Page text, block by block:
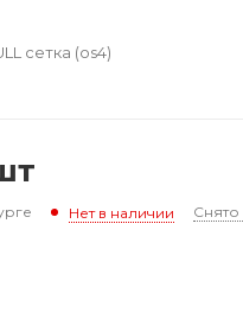
сетка (os4)
Нет в наличии Снято